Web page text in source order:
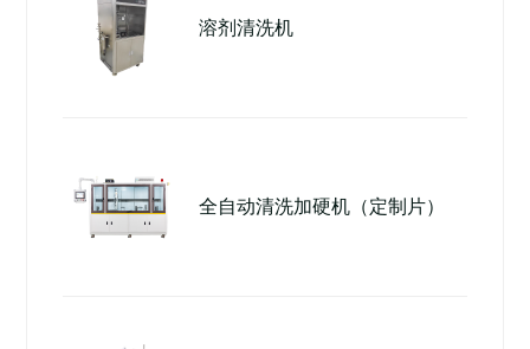
溶剂清洗机
全自动清洗加硬机（定制片）